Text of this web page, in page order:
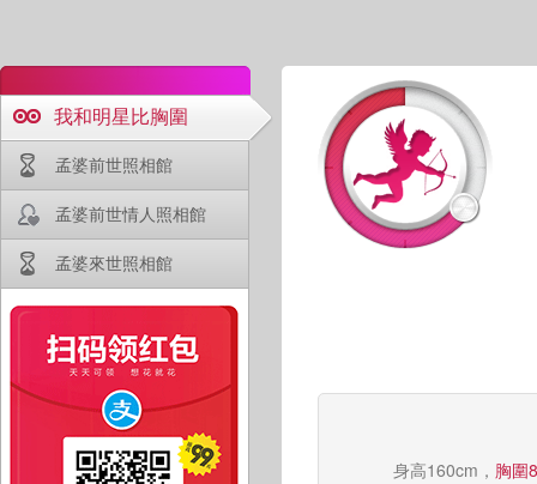
我和明星比胸圍
孟婆前世照相館
孟婆前世情人照相館
孟婆來世照相館
身高160cm， 胸圍